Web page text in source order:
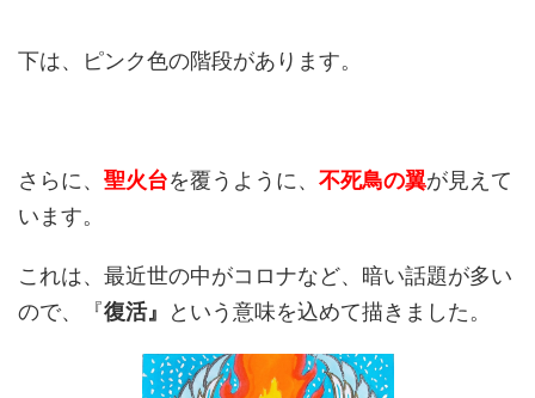
下は、ピンク色の階段があります。
さらに、 聖火台を覆うように、 不死鳥の翼が見えて
います。
これは、最近世の中がコロナなど、暗い話題が多い
ので、『復活』 という意味を込めて描きました。